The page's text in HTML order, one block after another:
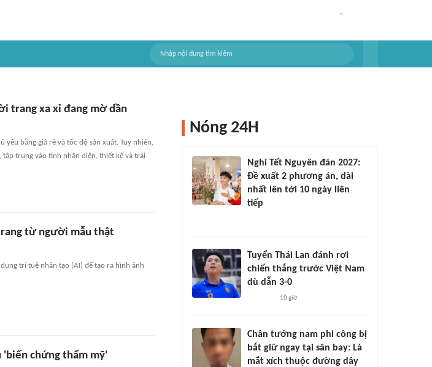
trang xa xỉ đang mờ dần
bằng giá rẻ và tốc độ sản xuất. Tuy nhiên,
trung vào tính nhận diện, thiết kế và trải
từ người mẫu thật
trí tuệ nhân tạo (AI) để tạo ra hình ảnh
'biến chứng thẩm mỹ'
Nóng 24H
Nghỉ Tết Nguyên đán 2027:
Đề xuất 2 phương án, dài
nhất lên tới 10 ngày liên
tiếp
Tuyển Thái Lan đánh rơi
chiến thắng trước Việt Nam
dù dẫn 3-0
10 giờ
Chân tướng nam phi công bị
bắt giữ ngay tại sân bay: Là
mắt xích thuộc đường dây